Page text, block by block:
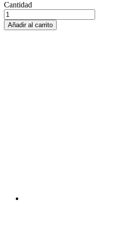
Cantidad
Añadir al carrito